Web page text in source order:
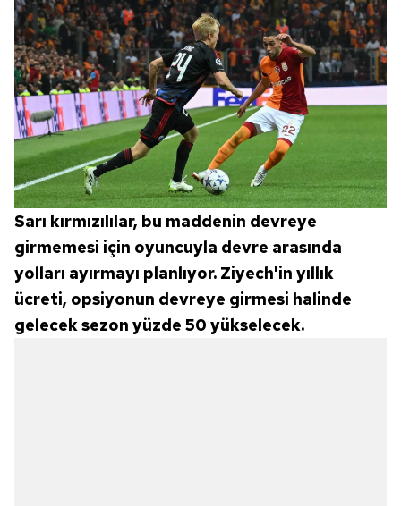
Sarı kırmızılılar, bu maddenin devreye
girmemesi için oyuncuyla devre arasında
yolları ayırmayı planlıyor. Ziyech'in yıllık
ücreti, opsiyonun devreye girmesi halinde
gelecek sezon yüzde 50 yükselecek.